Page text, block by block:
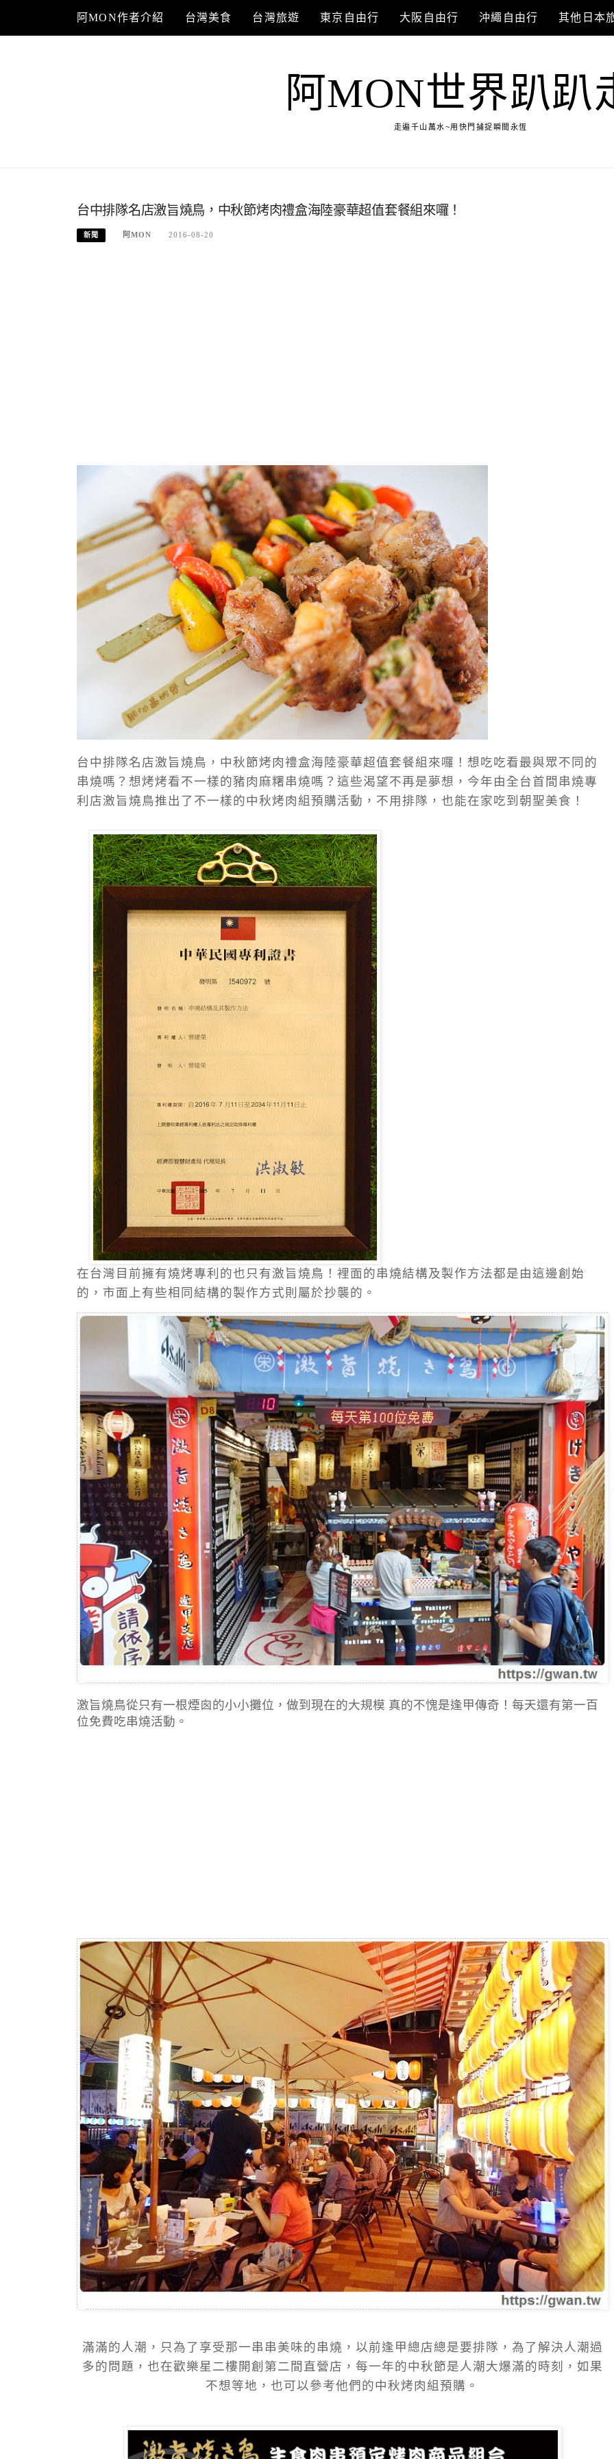
content
阿MON作者介紹 台灣美食 台灣旅遊 東京自由行 大阪自由行 沖繩自由行 其他日本
阿MON世界趴趴
走遍千山萬水~用快門捕捉瞬間永恆
台中排隊名店激旨燒鳥，中秋節烤肉禮盒海陸豪華超值套餐組來囉！
新聞 阿MON 2016-08-20
台中排隊名店激旨燒鳥，中秋節烤肉禮盒海陸豪華超值套餐組來囉！ 想吃吃看最與眾不同的
串燒嗎？想烤烤看不一樣的豬肉麻糬串燒嗎？這些渴望不再是夢想，今年由全台首間串燒專
利店激旨燒鳥推出了不一樣的中秋烤肉組預購活動，不用排隊，也能在家吃到朝聖美食！
在台灣目前擁有燒烤專利的也只有激旨燒鳥！裡面的串燒結構及製作方法都是由這邊創始
的，市面上有些相同結構的製作方式則屬於抄襲的。
激旨燒鳥從只有一根煙囪的小小攤位，做到現在的大規模 真的不愧是逢甲傳奇！每天還有第一百
位免費吃串燒活動。
滿滿的人潮，只為了享受那一串串美味的串燒，以前逢甲總店總是要排隊，為了解決人潮過
多的問題，也在歡樂星二樓開創第二間直營店，每一年的中秋節是人潮大爆滿的時刻，如果
不想等地，也可以參考他們的中秋烤肉組預購。